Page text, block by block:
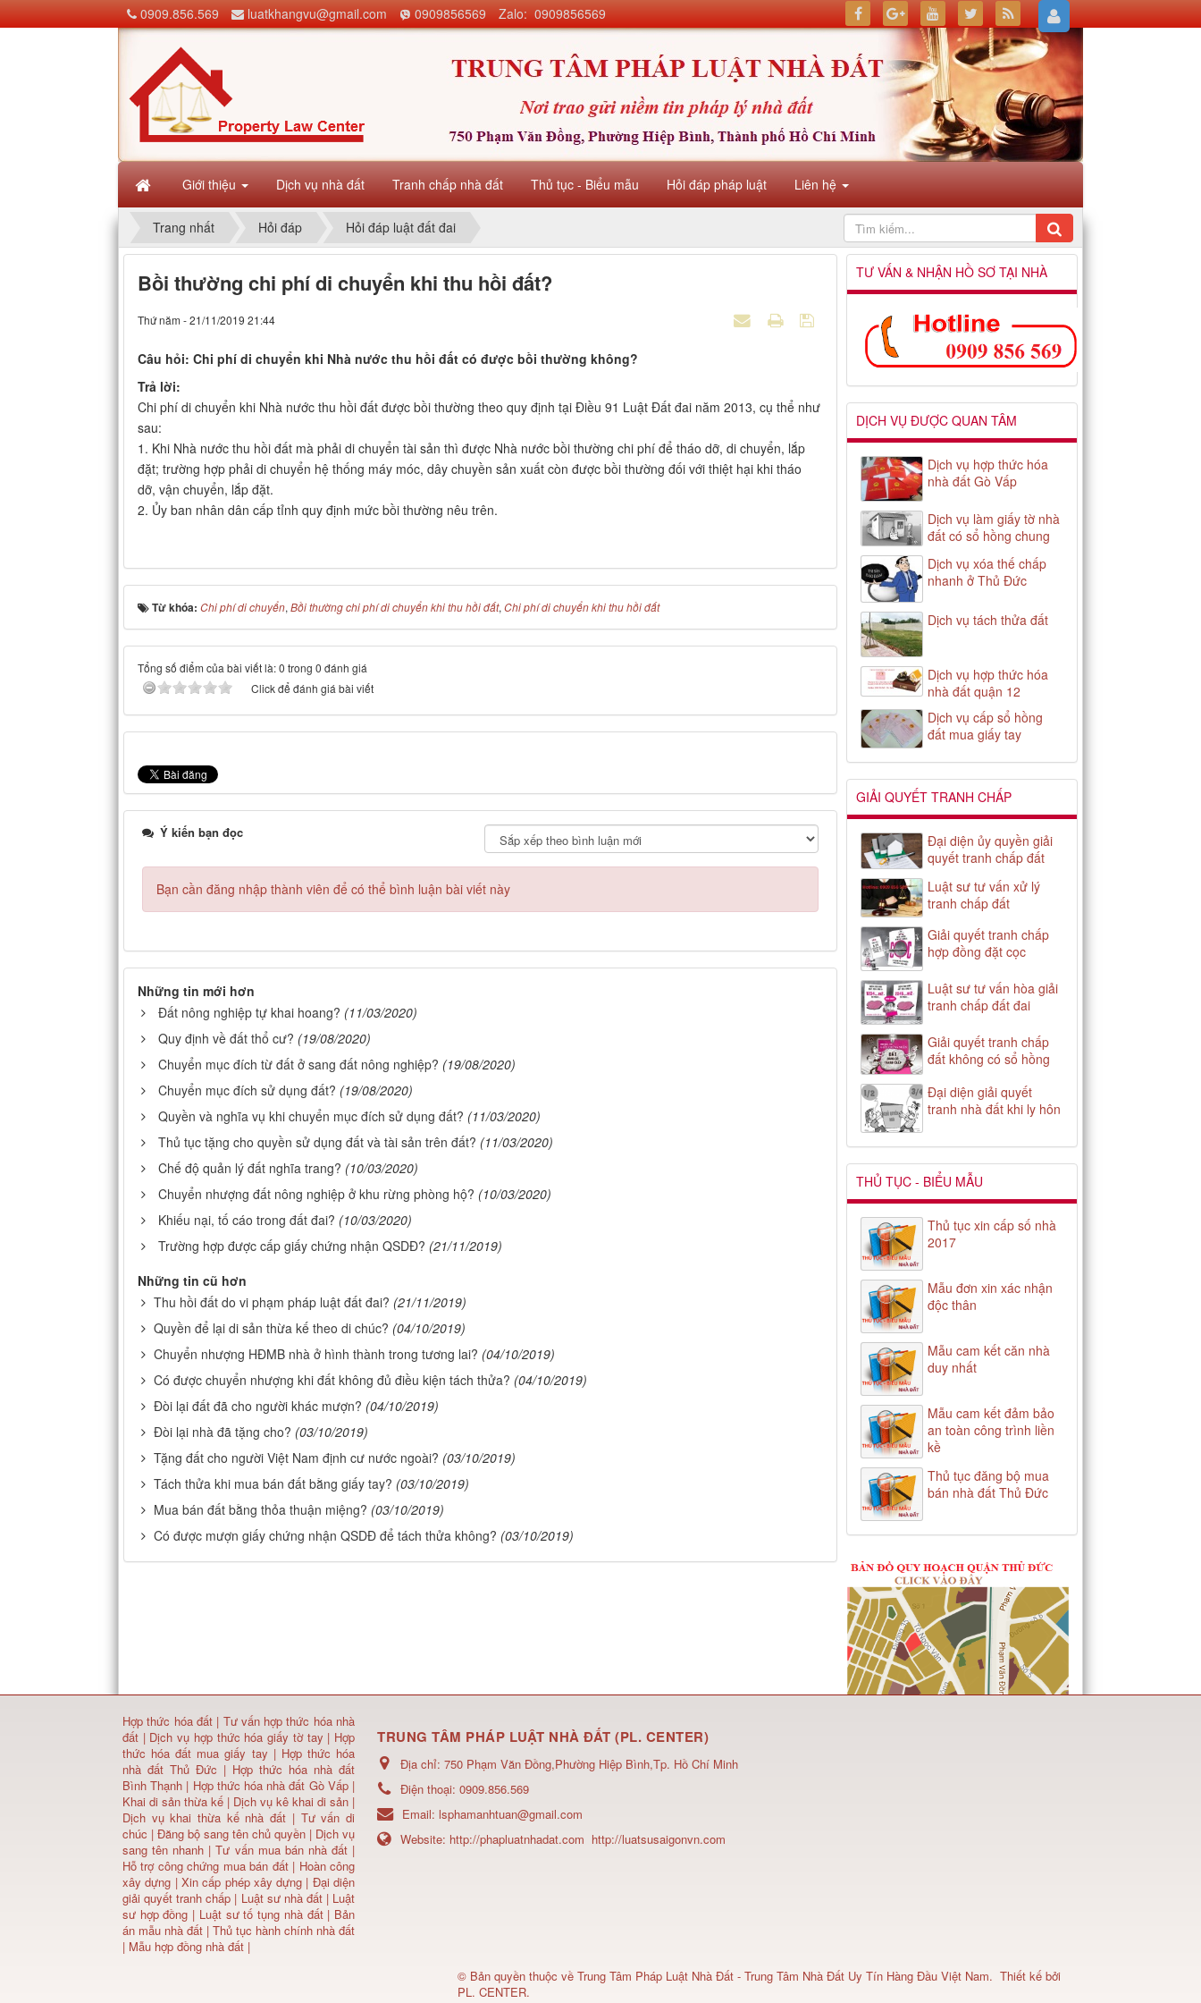
Giới thiệu Dịch vụ nhà đất Tranh chấp nhà đất Thủ tục - Biểu mẫu Hỏi đáp pháp luật Liên hệ
0909.856.569 luatkhangvu@gmail.com 0909856569 Zalo: 0909856569
Trang nhất Hỏi đáp Hỏi đáp luật đất đai
Bồi thường chi phí di chuyển khi thu hồi đất?
Thứ năm - 21/11/2019 21:44
Câu hỏi: Chi phí di chuyển khi Nhà nước thu hồi đất có được bồi thường không?
Trả lời:
Chi phí di chuyển khi Nhà nước thu hồi đất được bồi thường theo quy định tại Điều 91 Luật Đất đai năm 2013, cụ thể như
sau:
1. Khi Nhà nước thu hồi đất mà phải di chuyển tài sản thì được Nhà nước bồi thường chi phí để tháo dỡ, di chuyển, lắp
đặt; trường hợp phải di chuyển hệ thống máy móc, dây chuyền sản xuất còn được bồi thường đối với thiệt hại khi tháo
dỡ, vận chuyển, lắp đặt.
2. Ủy ban nhân dân cấp tỉnh quy định mức bồi thường nêu trên.
Từ khóa: Chi phí di chuyển, Bồi thường chi phí di chuyển khi thu hồi đất, Chi phí di chuyển khi thu hồi đất
Tổng số điểm của bài viết là: 0 trong 0 đánh giá
Click để đánh giá bài viết
Ý kiến bạn đọc
Bạn cần đăng nhập thành viên để có thể bình luận bài viết này
Những tin mới hơn
Đất nông nghiệp tự khai hoang? (11/03/2020)
Quy định về đất thổ cư? (19/08/2020)
Chuyển mục đích từ đất ở sang đất nông nghiệp? (19/08/2020)
Chuyển mục đích sử dụng đất? (19/08/2020)
Quyền và nghĩa vụ khi chuyển mục đích sử dụng đất? (11/03/2020)
Thủ tục tặng cho quyền sử dụng đất và tài sản trên đất? (11/03/2020)
Chế độ quản lý đất nghĩa trang? (10/03/2020)
Chuyển nhượng đất nông nghiệp ở khu rừng phòng hộ? (10/03/2020)
Khiếu nại, tố cáo trong đất đai? (10/03/2020)
Trường hợp được cấp giấy chứng nhận QSDĐ? (21/11/2019)
Những tin cũ hơn
Thu hồi đất do vi phạm pháp luật đất đai? (21/11/2019)
Quyền để lại di sản thừa kế theo di chúc? (04/10/2019)
Chuyển nhượng HĐMB nhà ở hình thành trong tương lai? (04/10/2019)
Có được chuyển nhượng khi đất không đủ điều kiện tách thửa? (04/10/2019)
Đòi lại đất đã cho người khác mượn? (04/10/2019)
Đòi lại nhà đã tặng cho? (03/10/2019)
Tặng đất cho người Việt Nam định cư nước ngoài? (03/10/2019)
Tách thửa khi mua bán đất bằng giấy tay? (03/10/2019)
Mua bán đất bằng thỏa thuận miệng? (03/10/2019)
Có được mượn giấy chứng nhận QSDĐ để tách thửa không? (03/10/2019)
TƯ VẤN & NHẬN HỒ SƠ TẠI NHÀ
DỊCH VỤ ĐƯỢC QUAN TÂM
Dịch vụ hợp thức hóa
nhà đất Gò Vấp
Dịch vụ làm giấy tờ nhà
đất có sổ hồng chung
Dịch vụ xóa thế chấp
nhanh ở Thủ Đức
Dịch vụ tách thửa đất
Dịch vụ hợp thức hóa
nhà đất quận 12
Dịch vụ cấp sổ hồng
đất mua giấy tay
GIẢI QUYẾT TRANH CHẤP
Đại diện ủy quyền giải
quyết tranh chấp đất
Luật sư tư vấn xử lý
tranh chấp đất
Giải quyết tranh chấp
hợp đồng đặt cọc
Luật sư tư vấn hòa giải
tranh chấp đất đai
Giải quyết tranh chấp
đất không có sổ hồng
Đại diện giải quyết
tranh nhà đất khi ly hôn
THỦ TỤC - BIỂU MẪU
Thủ tục xin cấp số nhà
2017
Mẫu đơn xin xác nhận
độc thân
Mẫu cam kết căn nhà
duy nhất
Mẫu cam kết đảm bảo
an toàn công trình liền
kề
Thủ tục đăng bộ mua
bán nhà đất Thủ Đức
Hợp thức hóa đất| Tư vấn hợp thức hóa nhà
đất | Dịch vụ hợp thức hóa giấy tờ tay | Hợp
thức hóa đất mua giấy tay | Hợp thức hóa
nhà đất Thủ Đức | Hợp thức hóa nhà đất
Bình Thạnh | Hợp thức hóa nhà đất Gò Vấp|
Khai di sản thừa kế | Dịch vụ kê khai di sản |
Dịch vụ khai thừa kế nhà đất | Tư vấn di
chúc | Đăng bộ sang tên chủ quyền | Dịch vụ
sang tên nhanh |Tư vấn mua bán nhà đất |
Hỗ trợ công chứng mua bán đất | Hoàn công
xây dựng | Xin cấp phép xây dựng | Đại diện
giải quyết tranh chấp | Luật sư nhà đất| Luật
sư hợp đồng | Luật sư tố tụng nhà đất | Bản
án mẫu nhà đất | Thủ tục hành chính nhà đất
| Mẫu hợp đồng nhà đất |
TRUNG TÂM PHÁP LUẬT NHÀ ĐẤT (PL. CENTER)
Địa chỉ: 750 Phạm Văn Đồng,Phường Hiệp Bình,Tp. Hồ Chí Minh
Điện thoại: 0909.856.569
Email: lsphamanhtuan@gmail.com
Website: http://phapluatnhadat.com http://luatsusaigonvn.com
© Bản quyền thuộc về Trung Tâm Pháp Luật Nhà Đất - Trung Tâm Nhà Đất Uy Tín Hàng Đầu Việt Nam. Thiết kế bởi
PL. CENTER.